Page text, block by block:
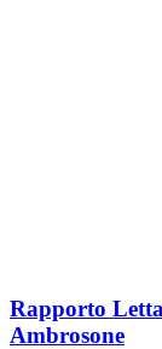
Rapporto
Ambrosone